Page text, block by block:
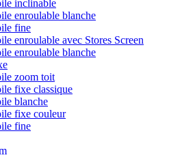
inclinable
enroulable blanche
fine
enroulable avec Stores Screen
enroulable blanche
zoom toit
fixe classique
blanche
fixe couleur
fine